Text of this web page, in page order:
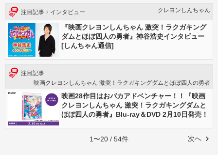
注目記事 インタビュー クレヨンしんちゃん
『映画クレヨンしんちゃん 激突！ラクガキング
ダムとほぼ四人の勇者』神谷浩史インタビュー
[しんちゃん通信]
注目記事
映画クレヨンしんちゃん 激突！ラクガキングダムとほぼ四人の勇者
映画28作目はおバカアドベンチャー！！『映画
クレヨンしんちゃん 激突！ラクガキングダムと
ほぼ四人の勇者』Blu-ray＆DVD 2月10日発売！
次へ
1〜20 / 54件